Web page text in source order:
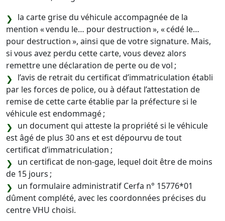
la carte grise du véhicule accompagnée de la
mention « vendu le… pour destruction », « cédé le…
pour destruction », ainsi que de votre signature. Mais,
si vous avez perdu cette carte, vous devez alors
remettre une déclaration de perte ou de vol ;
l’avis de retrait du certificat d’immatriculation établi
par les forces de police, ou à défaut l’attestation de
remise de cette carte établie par la préfecture si le
véhicule est endommagé ;
un document qui atteste la propriété si le véhicule
est âgé de plus 30 ans et est dépourvu de tout
certificat d’immatriculation ;
un certificat de non-gage, lequel doit être de moins
de 15 jours ;
un formulaire administratif Cerfa n° 15776*01
dûment complété, avec les coordonnées précises du
centre VHU choisi.